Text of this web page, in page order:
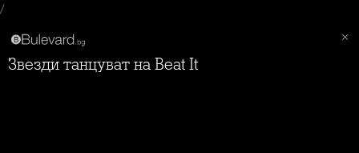
/
Звезди танцуват на Beat It